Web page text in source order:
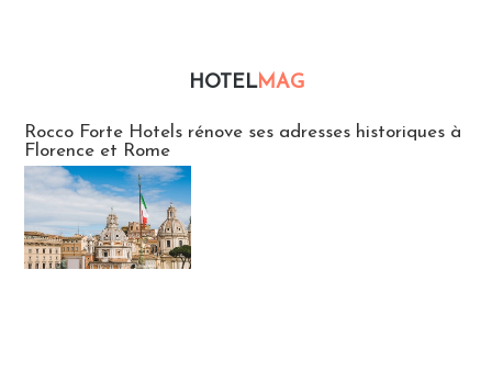
HOTELMAG
Rocco Forte Hotels rénove ses adresses historiques à
Florence et Rome